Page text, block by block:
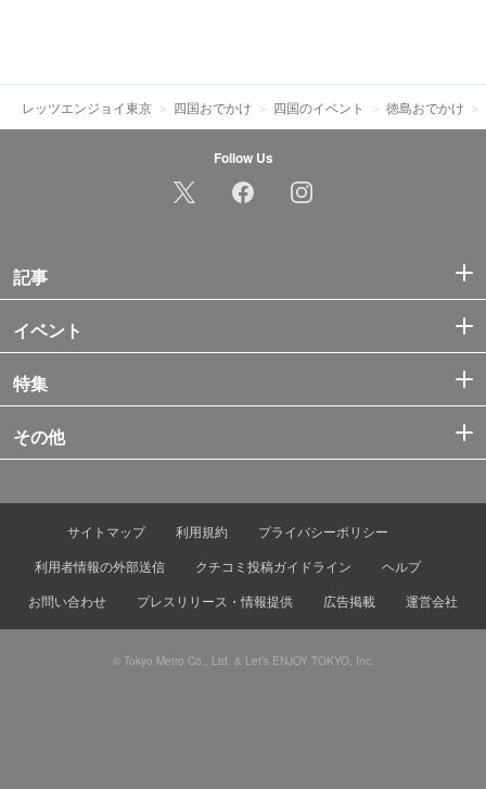
レッツエンジョイ東京 四国おでかけ 四国のイベント 徳島おでかけ
Follow Us
記事
イベント
特集
その他
サイトマップ 利用規約
プライバシーポリシー
利用者情報の外部送信
クチコミ投稿ガイドライン
ヘルプ
お問い合わせ
プレスリリース・情報提供 広告掲載 運営会社
© Tokyo Metro Co., Ltd. & Let’s ENJOY TOKYO, Inc.